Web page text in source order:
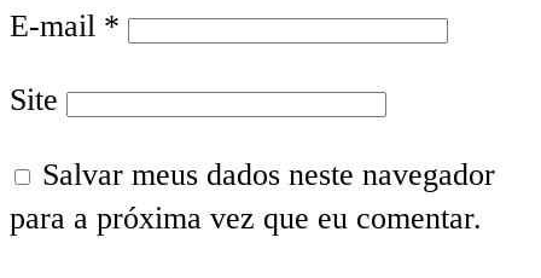
E-mail *
Site
Salvar meus dados neste navegador
para a próxima vez que eu comentar.